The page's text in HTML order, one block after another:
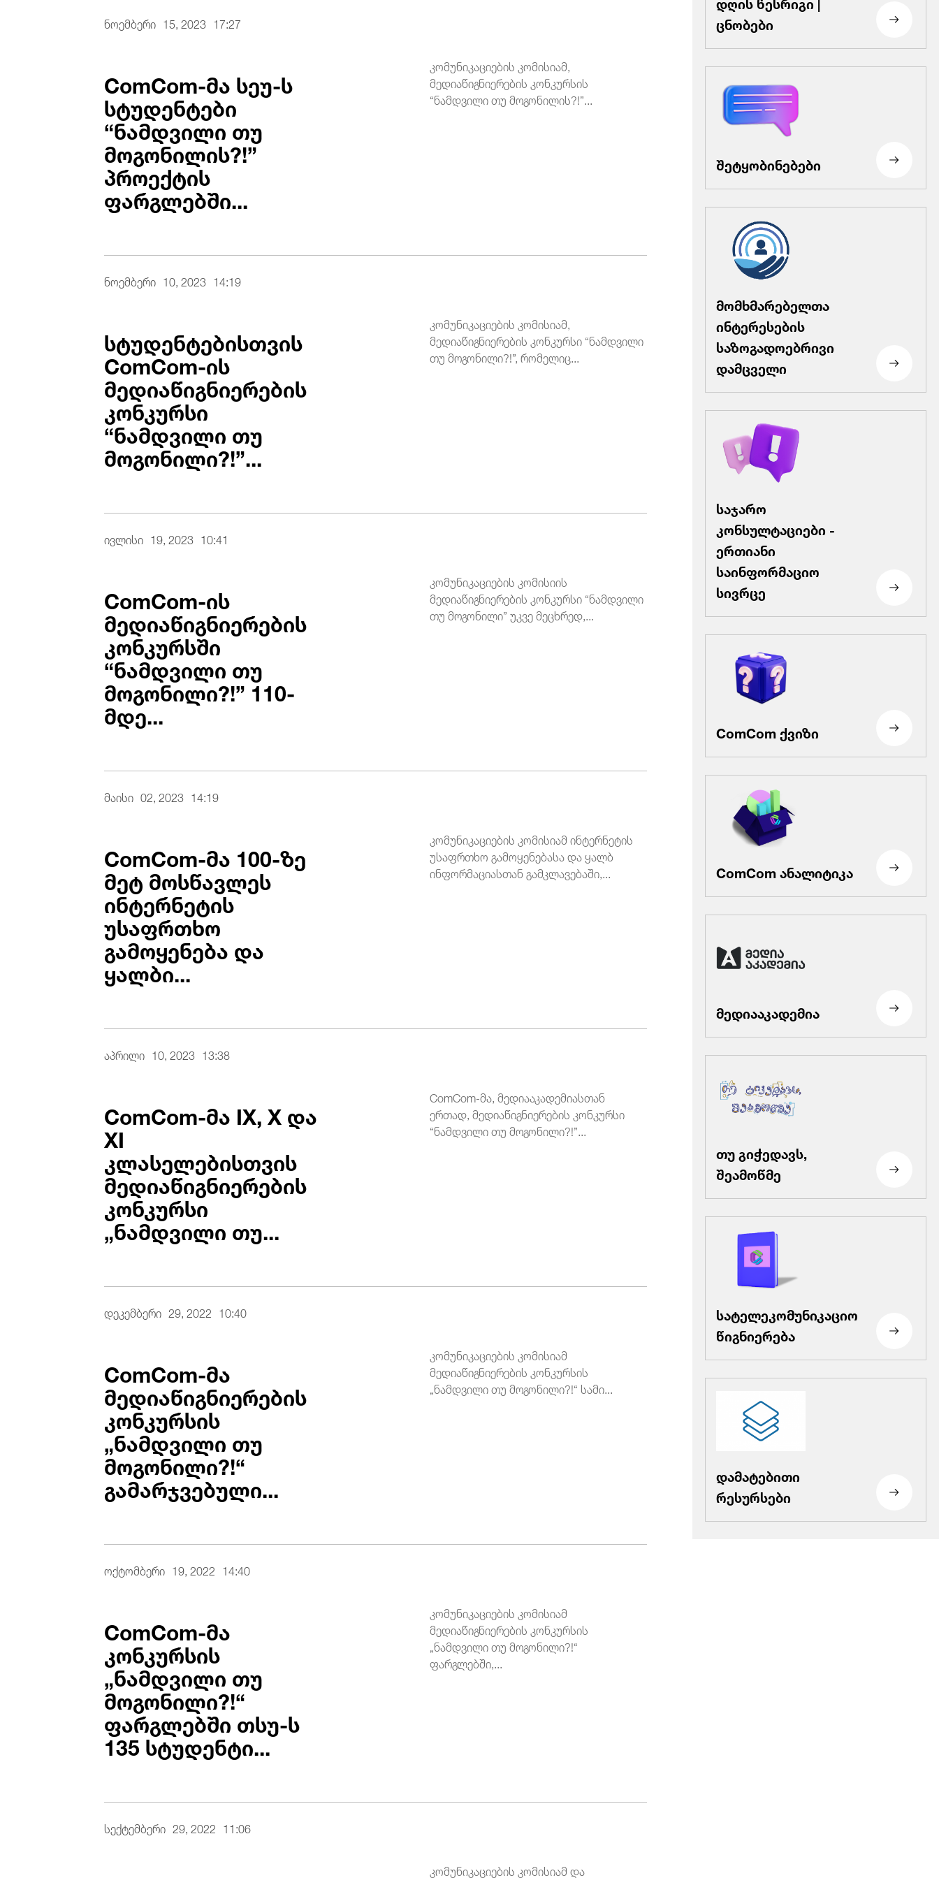
ნოემბერი 15, 2023 17:27
ComCom-მა სეუ-ს
სტუდენტები
“ნამდვილი თუ
მოგონილის?!”
პროექტის
ფარგლებში...
კომუნიკაციების კომისიამ,
მედიაწიგნიერების კონკურსის
“ნამდვილი თუ მოგონილის?!”...
ნოემბერი 10, 2023 14:19
სტუდენტებისთვის
ComCom-ის
მედიაწიგნიერების
კონკურსი
“ნამდვილი თუ
მოგონილი?!”...
კომუნიკაციების კომისიამ,
მედიაწიგნიერების კონკურსი “ნამდვილი
თუ მოგონილი?!”, რომელიც...
ივლისი 19, 2023 10:41
ComCom-ის
მედიაწიგნიერების
კონკურსში
“ნამდვილი თუ
მოგონილი?!” 110-
მდე...
კომუნიკაციების კომისიის
მედიაწიგნიერების კონკურსი “ნამდვილი
თუ მოგონილი” უკვე მეცხრედ,...
მაისი 02, 2023 14:19
ComCom-მა 100-ზე
მეტ მოსწავლეს
ინტერნეტის
უსაფრთხო
გამოყენება და
ყალბი...
კომუნიკაციების კომისიამ ინტერნეტის
უსაფრთხო გამოყენებასა და ყალბ
ინფორმაციასთან გამკლავებაში,...
აპრილი 10, 2023 13:38
ComCom-მა IX, X და
XI
კლასელებისთვის
მედიაწიგნიერების
კონკურსი
„ნამდვილი თუ...
ComCom-მა, მედიააკადემიასთან
ერთად, მედიაწიგნიერების კონკურსი
“ნამდვილი თუ მოგონილი?!”...
დეკემბერი 29, 2022 10:40
ComCom-მა
მედიაწიგნიერების
კონკურსის
„ნამდვილი თუ
მოგონილი?!“
გამარჯვებული...
კომუნიკაციების კომისიამ
მედიაწიგნიერების კონკურსის
„ნამდვილი თუ მოგონილი?!“ სამი...
ოქტომბერი 19, 2022 14:40
ComCom-მა
კონკურსის
„ნამდვილი თუ
მოგონილი?!“
ფარგლებში თსუ-ს
135 სტუდენტი...
კომუნიკაციების კომისიამ
მედიაწიგნიერების კონკურსის
„ნამდვილი თუ მოგონილი?!“
ფარგლებში,...
სექტემბერი 29, 2022 11:06
კომუნიკაციების კომისიამ და
ცნობები
შეტყობინებები
მომხმარებელთა
ინტერესების
საზოგადოებრივი
დამცველი
საჯარო
კონსულტაციები -
ერთიანი
საინფორმაციო
სივრცე
ComCom ქვიზი
ComCom ანალიტიკა
მედიააკადემია
თუ გიჭედავს,
შეამოწმე
სატელეკომუნიკაციო
წიგნიერება
დამატებითი
რესურსები